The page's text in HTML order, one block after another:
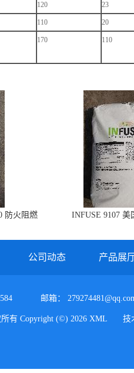
120 23
110 20
170 110
防火阻燃
INFUSE 9107 美
公司动态 产品展
邮箱：
有 Copyright (©) 2026 XML 技